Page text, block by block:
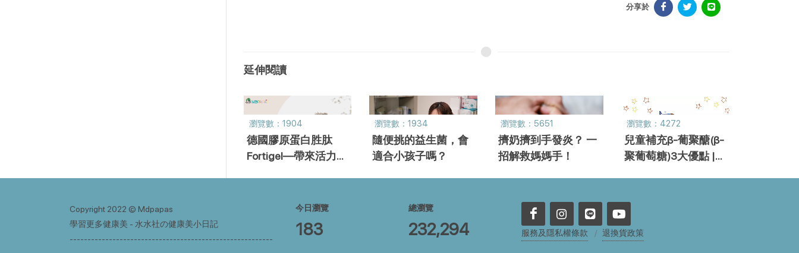
分享於
延伸閱讀
瀏覽數：1904
德國膠原蛋白胜肽
Fortigel—帶來活力的
瀏覽數：1934
隨便挑的益生菌，會
適合小孩子嗎？
瀏覽數：5651
擠奶擠到手發炎？ 一
招解救媽媽手！
瀏覽數：4272
兒童補充β-葡聚醣(β-
聚葡萄糖)3大優點 |
Copyright 2022 © Mdpapas
學習更多健康美 - 水水社の健康美小日記
---------------------------------------------------------
今日瀏覽
183
總瀏覽
232,294 服務及隱私權條款 退換貨政策